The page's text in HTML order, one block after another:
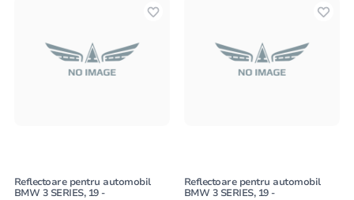
Reflectoare pentru automobil
BMW 3 SERIES, 19 -
Reflectoare pentru automobil
BMW 3 SERIES, 19 -